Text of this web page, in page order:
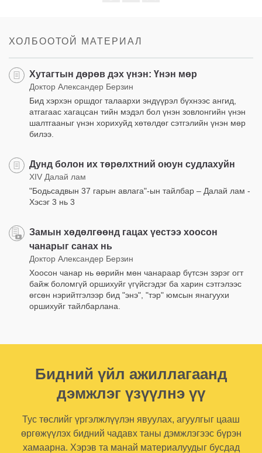
ХОЛБООТОЙ МАТЕРИАЛ
Хутагтын дөрөв дэх үнэн: Үнэн мөр
Доктор Александер Берзин
Бид хэрхэн оршдог талаархи эндүүрэл бүхнээс ангид,
атгагаас хагацсан тийн мэдэл бол үнэн зовлонгийн үнэн
шалтгааныг үнэн хорихуйд хөтөлдөг сэтгэлийн үнэн мөр
билээ.
Дунд болон их төрөлхтний oюун судлахуйн
XIV Далай лам
"Бодьсадвын 37 гарын авлага"-ын тайлбар – Далай лам -
Хэсэг 3 нь 3
Замын хөдөлгөөнд гацах үестээ хоосон
чанарыг санах нь
Доктор Александер Берзин
Хоосон чанар нь өөрийн мөн чанараар бүтсэн зэрэг огт
байж боломгүй оршихуйг үгүйсгэдэг ба харин сэтгэлээс
өгсөн нэрийтгэлээр бид "энэ", "тэр" юмсын янагуухи
оршихуйг тайлбарлана.
Бидний үйл ажиллагаанд
дэмжлэг үзүүлнэ үү
Тус төслийг үргэлжлүүлэн явуулах, агуулгыг цааш
өргөжүүлэх бидний чадавх таны дэмжлэгээс бүрэн
хамаарна. Хэрэв та манай материалуудыг бусдад